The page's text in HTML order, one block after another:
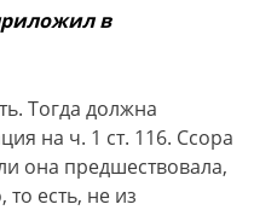
в
Тогда должна
на ч. 1 ст. 116. Ссора
она предшествовала,
есть, не из